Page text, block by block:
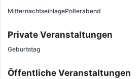
MitternachtseinlagePolterabend
Private Veranstaltungen
Geburtstag
Öffentliche Veranstaltungen